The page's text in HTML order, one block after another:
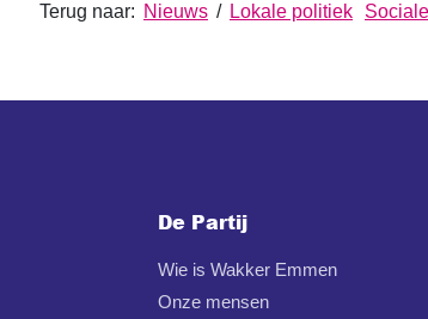
Terug naar: Nieuws / Lokale politiek
De Partij
Wie is Wakker Emmen
Onze mensen